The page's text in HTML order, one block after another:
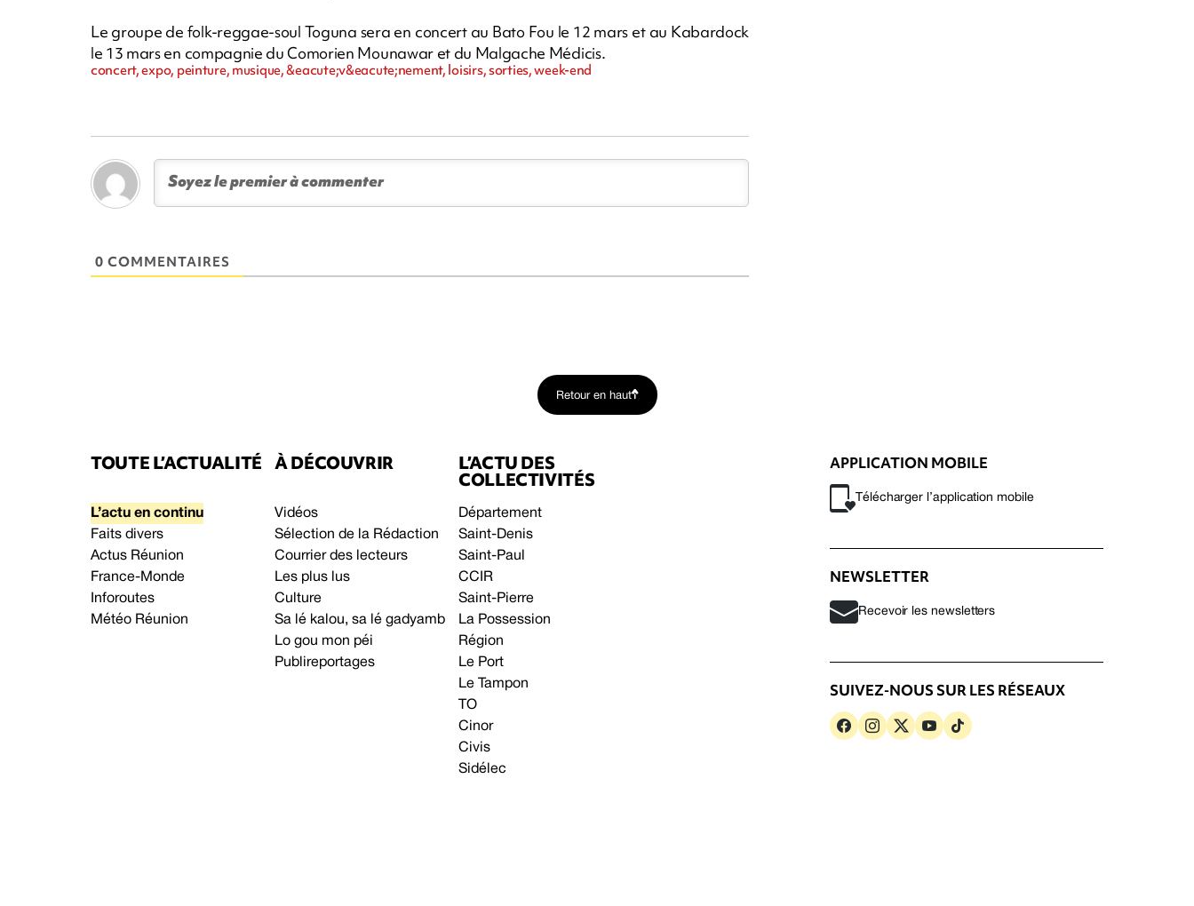
Le groupe de folk-reggae-soul Toguna sera en concert au Bato Fou le 12 mars et au Kabardock
le 13 mars en compagnie du Comorien Mounawar et du Malgache Médicis.
concert, expo, peinture, musique, &eacute;v&eacute;nement, loisirs, sorties, week-end
0 COMMENTAIRES
Retour en haut
TOUTE L’ACTUALITÉ
L’actu en continu
Faits divers
Actus Réunion
France-Monde
Inforoutes
Météo Réunion
À DÉCOUVRIR
Vidéos
Sélection de la Rédaction
Courrier des lecteurs
Les plus lus
Culture
Sa lé kalou, sa lé gadyamb
Lo gou mon péi
Publireportages
L’ACTU DES
COLLECTIVITÉS
Département
Saint-Denis
Saint-Paul
CCIR
Saint-Pierre
La Possession
Région
Le Port
Le Tampon
TO
Cinor
Civis
Sidélec
APPLICATION MOBILE
Télécharger l’application mobile
NEWSLETTER
Recevoir les newsletters
SUIVEZ-NOUS SUR LES RÉSEAUX